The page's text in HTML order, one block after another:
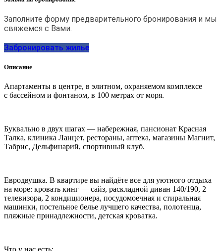
Заполните форму предварительного бронирования и мы
свяжемся с Вами.
Забронировать жилье
Описание
Апартаменты в центре, в элитном, охраняемом комплексе
с бассейном и фонтаном, в 100 метрах от моря.
Буквально в двух шагах — набережная, пансионат Красная
Талка, клиника Ланцет, рестораны, аптека, магазины Магнит,
Табрис, Дельфинарий, спортивный клуб.
Евродвушка. В квартире вы найдёте все для уютного отдыха
на море: кровать кинг — сайз, раскладной диван 140/190, 2
телевизора, 2 кондиционера, посудомоечная и стиральная
машинки, постельное белье лучшего качества, полотенца,
пляжные принадлежности, детская кроватка.